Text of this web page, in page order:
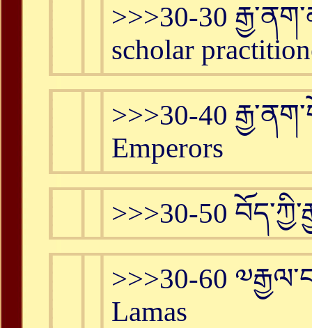
>>>30-30
scholar
>>>30-40
Emperors
>>>30-50
>>>30-60
Lamas